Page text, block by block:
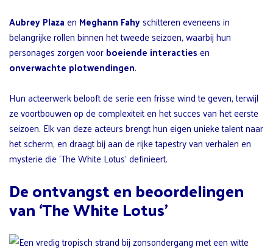
Aubrey Plazaen Meghann Fahyschitteren eveneens in
belangrijke rollen binnen het tweede seizoen, waarbij hun
personages zorgen voorboeiende interactiesen
onverwachte plotwendingen.
Hun acteerwerk belooft de serie een frisse wind te geven, terwijl
ze voortbouwen op de complexiteit en het succes van het eerste
seizoen. Elk van deze acteurs brengt hun eigen unieke talent naar
het scherm, en draagt bij aan de rijke tapestry van verhalen en
mysterie die ‘The White Lotus’ definieert.
De ontvangst en beoordelingen
van ‘The White Lotus’